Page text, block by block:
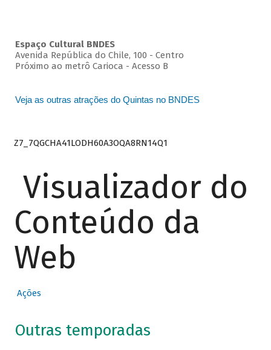
Espaço Cultural BNDES
Avenida República do Chile, 100 - Centro
Próximo ao metrô Carioca - Acesso B
Veja as outras atrações do Quintas no BNDES
Z7_7QGCHA41LODH60A3OQA8RN14Q1
Visualizador do
Conteúdo da
Web
Ações
Outras temporadas